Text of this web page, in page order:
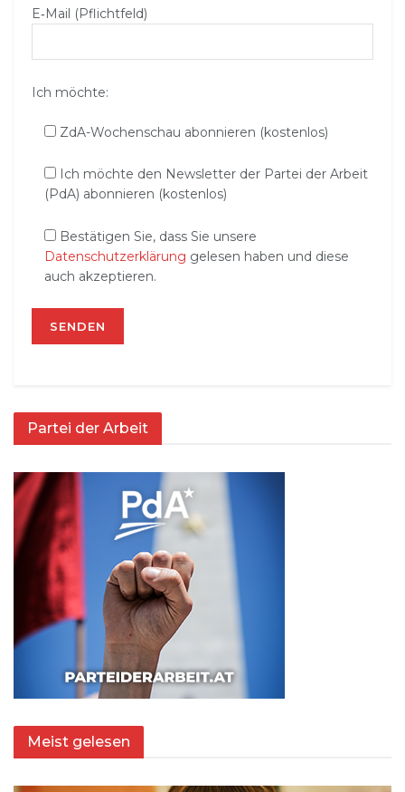
E‑Mail (Pflichtfeld)
Ich möchte:
ZdA-Wochenschau abonnieren (kostenlos)
Ich möchte den Newsletter der Partei der Arbeit
(PdA) abonnieren (kostenlos)
Bestätigen Sie, dass Sie unsere
Datenschutzerklärung gelesen haben und diese
auch akzeptieren.
Partei der Arbeit
Meist gelesen